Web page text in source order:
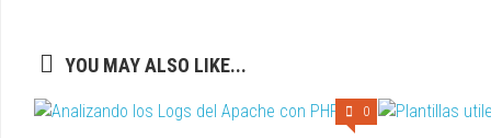
YOU MAY ALSO LIKE...
0